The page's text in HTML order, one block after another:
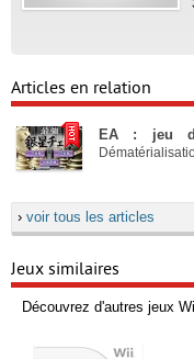
Articles en relation
EA : jeu
› voir tous les articles
Jeux similaires
Découvrez d'autres jeux